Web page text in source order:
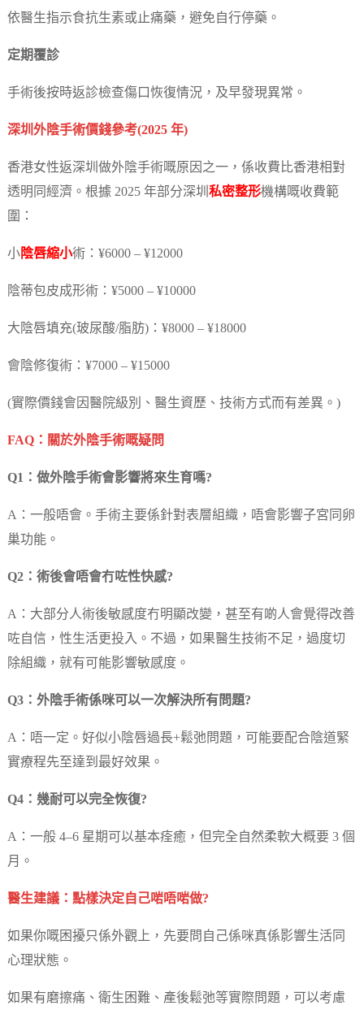
依醫生指示食抗生素或止痛藥，避免自行停藥。
定期覆診
手術後按時返診檢查傷口恢復情況，及早發現異常。
深圳外陰手術價錢參考(2025 年)
香港女性返深圳做外陰手術嘅原因之一，係收費比香港相對
透明同經濟。根據 2025 年部分深圳 私密整形機構嘅收費範
圍：
小陰唇縮小術：¥6000 – ¥12000
陰蒂包皮成形術：¥5000 – ¥10000
大陰唇填充(玻尿酸/脂肪)：¥8000 – ¥18000
會陰修復術：¥7000 – ¥15000
(實際價錢會因醫院級別、醫生資歷、技術方式而有差異。)
FAQ：關於外陰手術嘅疑問
Q1：做外陰手術會影響將來生育嗎?
A：一般唔會。手術主要係針對表層組織，唔會影響子宮同卵
巢功能。
Q2：術後會唔會冇咗性快感?
A：大部分人術後敏感度冇明顯改變，甚至有啲人會覺得改善
咗自信，性生活更投入。不過，如果醫生技術不足，過度切
除組織，就有可能影響敏感度。
Q3：外陰手術係咪可以一次解決所有問題?
A：唔一定。好似小陰唇過長+鬆弛問題，可能要配合陰道緊
實療程先至達到最好效果。
Q4：幾耐可以完全恢復?
A：一般 4–6 星期可以基本痊癒，但完全自然柔軟大概要 3 個
月。
醫生建議：點樣決定自己啱唔啱做?
如果你嘅困擾只係外觀上，先要問自己係咪真係影響生活同
心理狀態。
如果有磨擦痛、衛生困難、產後鬆弛等實際問題，可以考慮